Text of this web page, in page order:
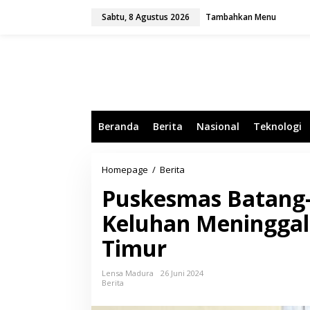
Sabtu, 8 Agustus 2026 Tambahkan Menu
Beranda Berita Nasional Teknologi
Homepage / Berita
s
k
e
s
s
t
Puskesmas
Keluhan
Timur
Lensa Madura
26 Juni 2024
Berita